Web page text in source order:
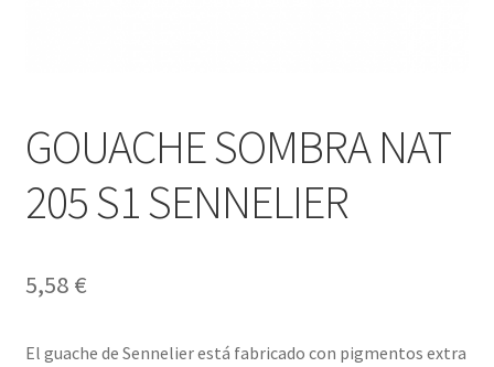
GOUACHE SOMBRA NAT
205 S1 SENNELIER
5,58 €
El guache de Sennelier está fabricado con pigmentos extra